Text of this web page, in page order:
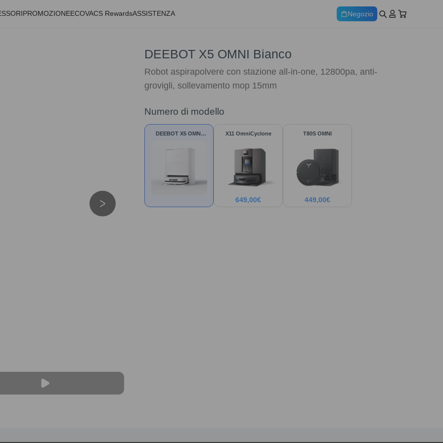
PROMOZIONEECOVACS RewardsASSISTENZA Negozio
DEEBOT X5 OMNI Bianco
Robot aspirapolvere con stazione all-in-one, 12800pa, anti-
grovigli, sollevamento mop 15mm
Numero di modello
DEEBOT X5 OMNI X11 OmniCyclone
649,00€
T80S OMNI
449,00€